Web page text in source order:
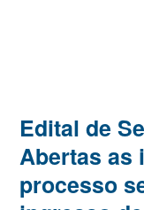
Edital de
Abertas as
processo